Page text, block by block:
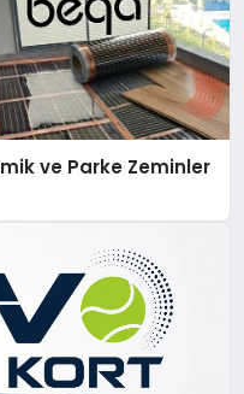
ve Parke Zeminler